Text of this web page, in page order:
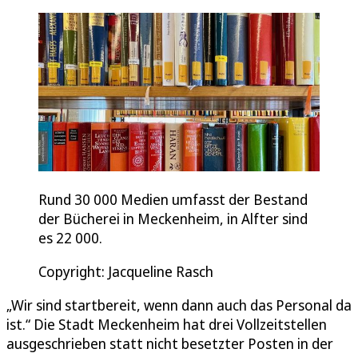
Rund 30 000 Medien umfasst der Bestand
der Bücherei in Meckenheim, in Alfter sind
es 22 000.
Copyright: Jacqueline Rasch
„Wir sind startbereit, wenn dann auch das Personal da
ist.“ Die Stadt Meckenheim hat drei Vollzeitstellen
ausgeschrieben statt nicht besetzter Posten in der